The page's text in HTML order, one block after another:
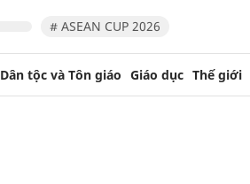
# ASEAN CUP 2026
Dân tộc và Tôn giáo Giáo dục Thế giới